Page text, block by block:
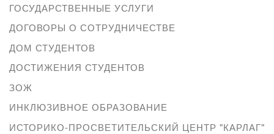
ГОСУДАРСТВЕННЫЕ УСЛУГИ
ДОГОВОРЫ О СОТРУДНИЧЕСТВЕ
ДОМ СТУДЕНТОВ
ДОСТИЖЕНИЯ СТУДЕНТОВ
ЗОЖ
ИНКЛЮЗИВНОЕ ОБРАЗОВАНИЕ
ИСТОРИКО-ПРОСВЕТИТЕЛЬСКИЙ ЦЕНТР "КАРЛАГ"